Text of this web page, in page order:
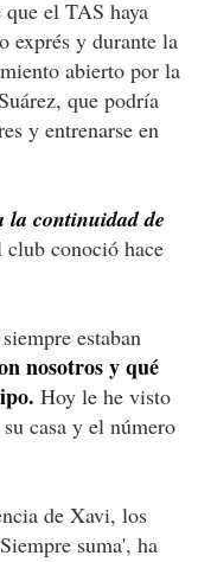
el TAS haya
exprés y durante la
abierto por la
que podría
y entrenarse en
la continuidad de
club conoció hace
estaban
nosotros y qué
Hoy le he visto
casa y el número
de Xavi, los
suma', ha